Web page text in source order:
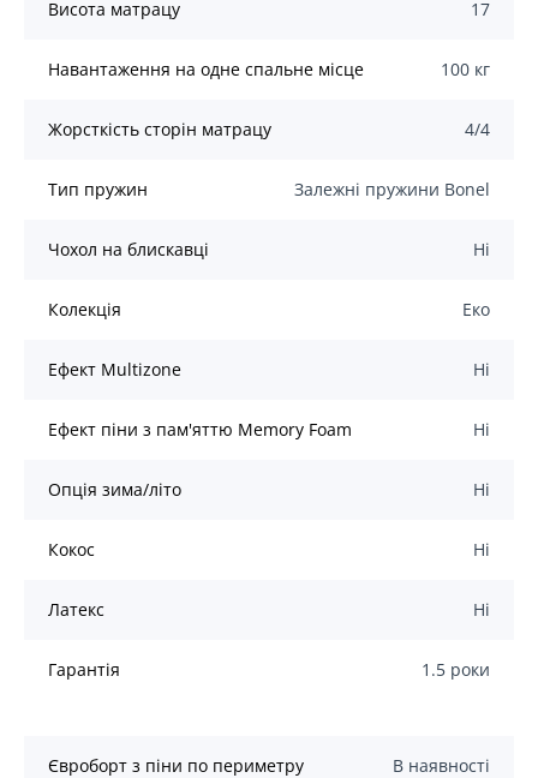
Висота матрацу 17
Навантаження на одне спальне місце 100 кг
Жорсткість сторін матрацу 4/4
Тип пружин Залежні пружини Bonel
Чохол на блискавці Ні
Колекція Eкo
Ефект Multizone Ні
Ефект піни з пам'яттю Memory Foam Ні
Опція зима/літо Ні
Кокос Ні
Латекс Ні
Гарантія 1.5 роки
Євроборт з піни по периметру В наявності